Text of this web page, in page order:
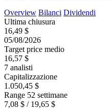
Overview Bilanci Dividendi
Ultima chiusura
16,49 $
05/08/2026
Target price medio
16,57 $
7 analisti
Capitalizzazione
1.050,45 $
Range 52 settimane
7,08 $ / 19,65 $